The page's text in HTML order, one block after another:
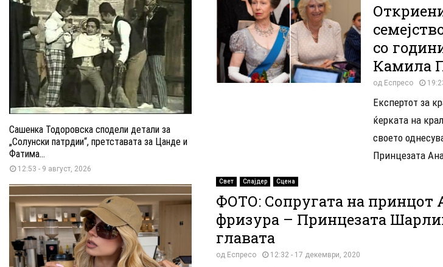
со
Камила
од Еспресо
Експертот за
ќерката на
своето
Принцезата
Свет Слајдер Сцена
ФОТО: Сопругата на принцот
фризура – Принцезата
главата
од Еспресо 12:32 - 17 декември, 2020
Сашенка Тодоровска сподели детали за
„Солунски патрдии“, претставата за Цанде и
Фатима...
12:53 - 9 август, 2026